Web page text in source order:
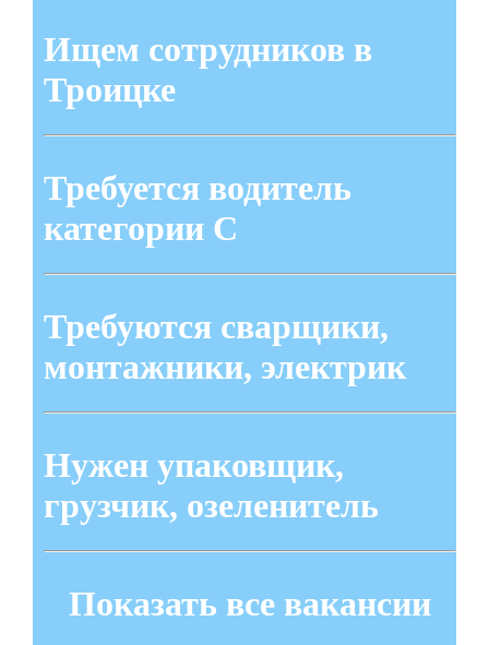
Ищем сотрудников в
Троицке
Требуется водитель
категории С
Требуются сварщики,
монтажники, электрик
Нужен упаковщик,
грузчик, озеленитель
Показать все вакансии